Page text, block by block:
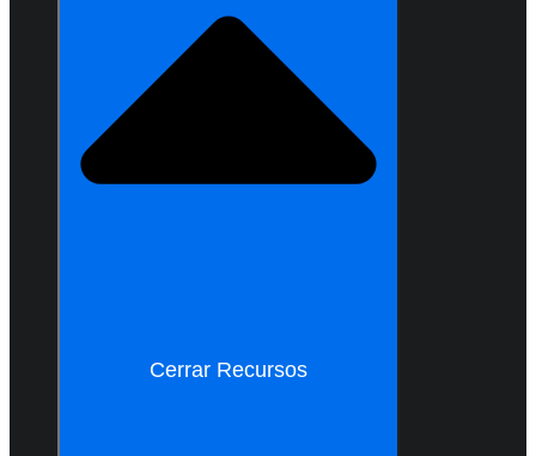
Cerrar Recursos